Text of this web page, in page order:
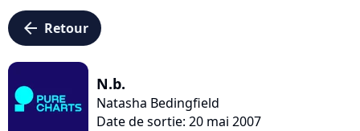
arrow_left Retour
N.b.
Natasha Bedingfield
Date de sortie: 20 mai 2007